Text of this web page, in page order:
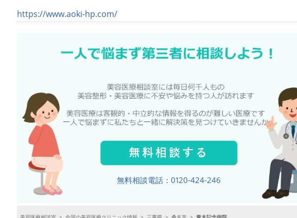
https://www.aoki-hp.com/
無料相談電話：0120-424-246